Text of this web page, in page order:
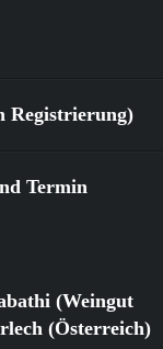
Registrierung)
Termin
(Weingut
(Österreich)